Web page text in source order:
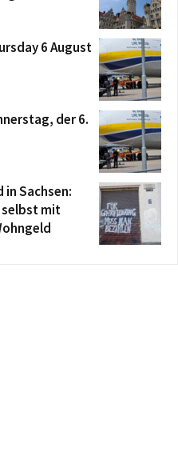
6 August
der 6.
Sachsen:
selbst mit